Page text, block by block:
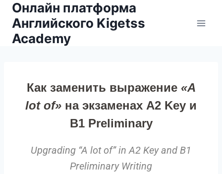
Онлайн платформа
Английского Kigetss
Academy
Как заменить выражение «A
lot of» на экзаменах A2 Key и
B1 Preliminary
Upgrading “A lot of” in A2 Key and B1
Preliminary Writing